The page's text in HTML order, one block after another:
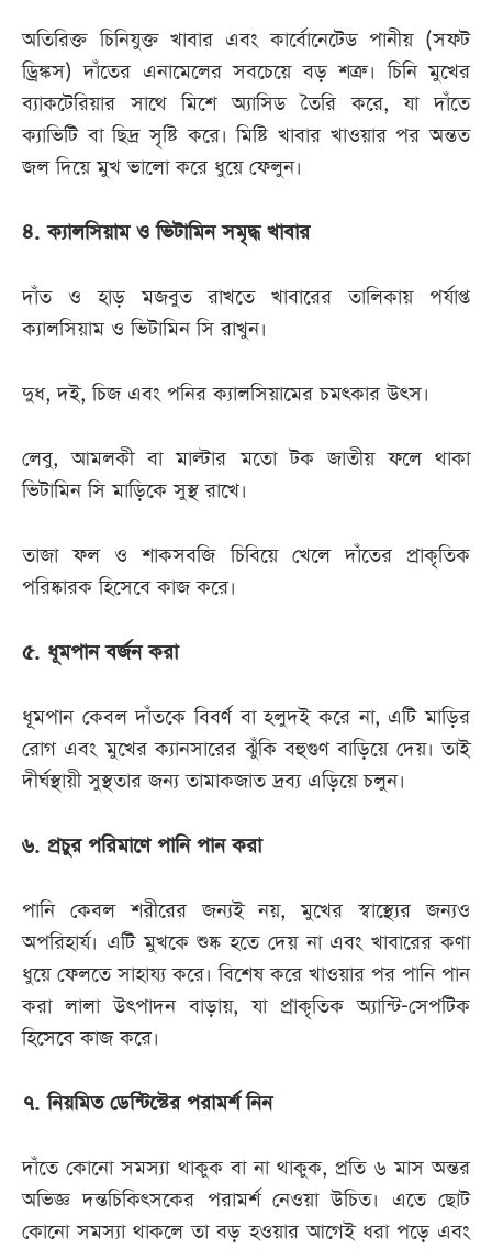
অতিরিক্ত চিনিযুক্ত খাবার এবং কার্বোনেটেড পানীয় (সফট
ড্রিঙ্কস) দাঁতের এনামেলের সবচেয়ে বড় শত্রু। চিনি মুখের
ব্যাকটেরিয়ার সাথে মিশে অ্যাসিড তৈরি করে, যা দাঁতে
ক্যাভিটি বা ছিদ্র সৃষ্টি করে। মিষ্টি খাবার খাওয়ার পর অন্তত
জল দিয়ে মুখ ভালো করে ধুয়ে ফেলুন।
৪. ক্যালসিয়াম ও ভিটামিন সমৃদ্ধ খাবার
দাঁত ও হাড় মজবুত রাখতে খাবারের তালিকায় পর্যাপ্ত
ক্যালসিয়াম ও ভিটামিন সি রাখুন।
দুধ, দই, চিজ এবং পনির ক্যালসিয়ামের চমৎকার উৎস।
লেবু, আমলকী বা মাল্টার মতো টক জাতীয় ফলে থাকা
ভিটামিন সি মাড়িকে সুস্থ রাখে।
তাজা ফল ও শাকসবজি চিবিয়ে খেলে দাঁতের প্রাকৃতিক
পরিষ্কারক হিসেবে কাজ করে।
৫. ধূমপান বর্জন করা
ধূমপান কেবল দাঁতকে বিবর্ণ বা হলুদই করে না, এটি মাড়ির
রোগ এবং মুখের ক্যানসারের ঝুঁকি বহুগুণ বাড়িয়ে দেয়। তাই
দীর্ঘস্থায়ী সুস্থতার জন্য তামাকজাত দ্রব্য এড়িয়ে চলুন।
৬. প্রচুর পরিমাণে পানি পান করা
পানি কেবল শরীরের জন্যই নয়, মুখের স্বাস্থ্যের জন্যও
অপরিহার্য। এটি মুখকে শুষ্ক হতে দেয় না এবং খাবারের কণা
ধুয়ে ফেলতে সাহায্য করে। বিশেষ করে খাওয়ার পর পানি পান
করা লালা উৎপাদন বাড়ায়, যা প্রাকৃতিক অ্যান্টি-সেপটিক
হিসেবে কাজ করে।
৭. নিয়মিত ডেন্টিস্টের পরামর্শ নিন
দাঁতে কোনো সমস্যা থাকুক বা না থাকুক, প্রতি ৬ মাস অন্তর
অভিজ্ঞ দন্তচিকিৎসকের পরামর্শ নেওয়া উচিত। এতে ছোট
কোনো সমস্যা থাকলে তা বড় হওয়ার আগেই ধরা পড়ে এবং